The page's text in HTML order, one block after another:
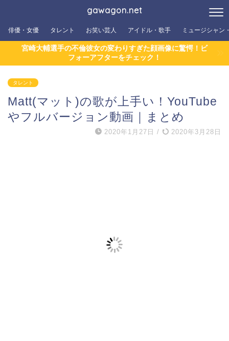
gawagon.net
俳優・女優 タレント お笑い芸人 アイドル・歌手 ミュージシャン
宮崎大輔選手の不倫彼女の変わりすぎた顔画像に驚愕！ビ
フォーアフターをチェック！
タレント
Matt(マット)の歌が上手い！YouTube
やフルバージョン動画｜まとめ
2020年1月27日 / 2020年3月28日